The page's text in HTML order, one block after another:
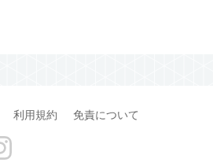
利用規約 免責について